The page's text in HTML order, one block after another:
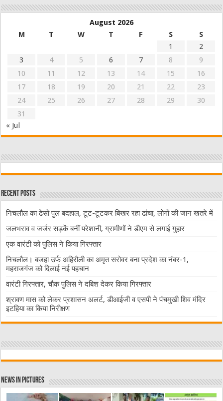
August 2026
M
T W T F S
S
1
2
3
4 5 6 7 8
9
10
11 12 13 14 15
16
17
18 19 20 21 22
23
24
25 26 27 28 29
30
31
« Jul
Recent Posts
निचलौल का ढेसो पुल बदहाल, टूट-टूटकर बिखर रहा ढांचा, लोगों की जान खतरे में
जलभराव व जर्जर सड़कें बनीं परेशानी, ग्रामीणों ने डीएम से लगाई गुहार
एक वारंटी को पुलिस ने किया गिरफ्तार
निचलौल। बजहा उर्फ अहिरौली का अमृत सरोवर बना प्रदेश का नंबर-1,
महराजगंज को दिलाई नई पहचान
वारंटी गिरफ्तार, चौक पुलिस ने दबिश देकर किया गिरफ्तार
श्रावण मास को लेकर प्रशासन अलर्ट, डीआईजी व एसपी ने पंचमुखी शिव मंदिर
इटहिया का किया निरीक्षण
News in Pictures